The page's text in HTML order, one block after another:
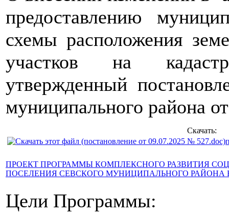
предоставлению
схемы расположения
участков на
утвержденный
муниципального района
Скачать:
ПРОЕКТ ПРОГРАММЫ КОМПЛЕКСНОГО РАЗВИТИЯ
ПОСЕЛЕНИЯ СЕВСКОГО МУНИЦИПАЛЬНОГО РАЙОНА
Цели Программы: